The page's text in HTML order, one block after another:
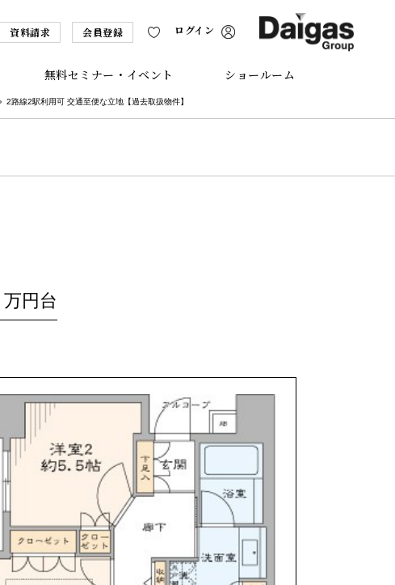
資料請求 会員登録 ログイン
無料セミナー・イベント ショールーム
2路線2駅利用可 交通至便な立地【過去取扱物件】
万円台